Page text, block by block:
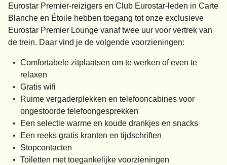
Eurostar Premier-reizigers en Club Eurostar-leden in Carte
Blanche en Étoile hebben toegang tot onze exclusieve
Eurostar Premier Lounge vanaf twee uur voor vertrek van
de trein. Daar vind je de volgende voorzieningen:
Comfortabele zitplaatsen om te werken of even te
relaxen
Gratis wifi
Ruime vergaderplekken en telefooncabines voor
ongestoorde telefoongesprekken
Een selectie warme en koude drankjes en snacks
Een reeks gratis kranten en tijdschriften
Stopcontacten
Toiletten met toegankelijke voorzieningen